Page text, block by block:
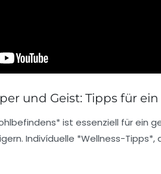
und Geist: Tipps für
ist essenziell für ein
Indivíduelle *Wellness-